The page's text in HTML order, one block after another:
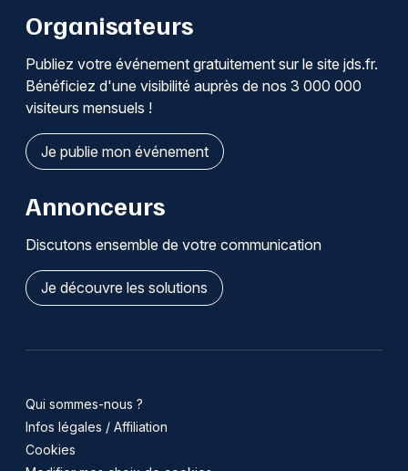
Organisateurs
Publiez votre événement gratuitement sur le site jds.fr.
Bénéficiez d'une visibilité auprès de nos 3 000 000
visiteurs mensuels !
Je publie mon événement
Annonceurs
Discutons ensemble de votre communication
Je découvre les solutions
Qui sommes-nous ?
Infos légales / Affiliation
Cookies